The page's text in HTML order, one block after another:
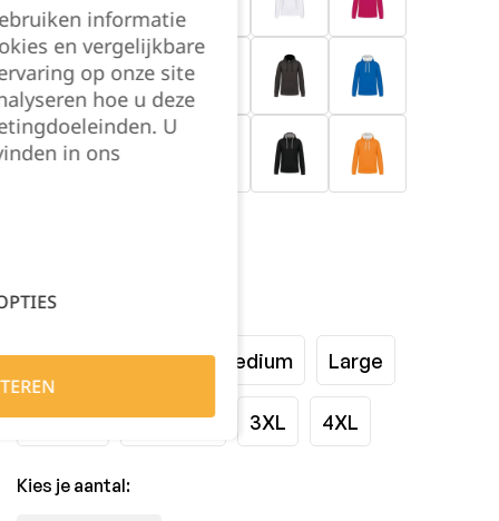
Maat:
XSmall Small Medium Large
XLarge XXLarge 3XL 4XL
Kies je aantal:
informatie
en vergelijkbare
op onze site
hoe u deze
U
in ons